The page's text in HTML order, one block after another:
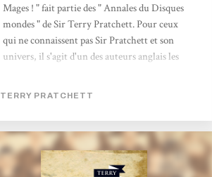
Mages ! " fait partie des " Annales du Disques
mondes " de Sir Terry Pratchett. Pour ceux
qui ne connaissent pas Sir Pratchett et son
univers, il s'agit d'un des auteurs anglais les
personnages ou à des thématiques. Il s'agit
d'un monde où la magie est très présente, où
les objets s'animent et où trolls, gobelins et
autres nains font partie du paysage.
TERRY PRATCHETT